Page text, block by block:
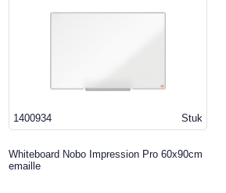
Stuk
1400934
Whiteboard Nobo Impression Pro 60x90cm
emaille